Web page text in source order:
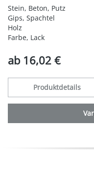
Stein, Beton, Putz
Gips, Spachtel
Holz
Farbe, Lack
ab 16,02 €
Produktdetails